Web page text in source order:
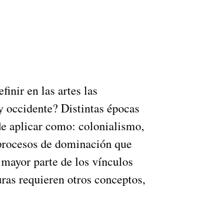
en las artes las
Distintas épocas
aplicar como: colonialismo,
de dominación que
parte de los vínculos
requieren otros conceptos,